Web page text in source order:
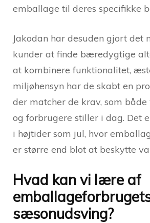
emballage til deres specifikke
Jakodan har desuden gjort det
kunder at finde bæredygtige
at kombinere funktionalitet,
miljøhensyn har de skabt en
der matcher de krav, som
og forbrugere stiller i dag. Det
i højtider som jul, hvor
er større end blot at beskytte
Hvad kan vi lære af
sæsonudsving?